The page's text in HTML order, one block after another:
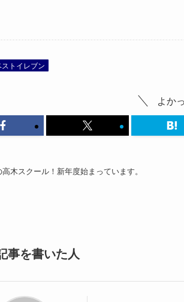
トイレブン
よか
木スクール！新年度始まっています。
事を書いた人